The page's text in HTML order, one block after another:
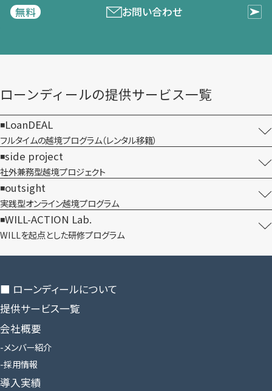
無料
お問い合わせ
ローンディールの​提供サービス一覧
LoanDEAL
フルタイムの越境プログラム​（レンタル移籍）
side project
社外兼務型​越境プロジェクト
outsight
実践型オンライン​越境プログラム
WILL-ACTION Lab.
WILLを​起点とした​研修プログラム
■ ローンディールに​ついて
提供サービス一覧
会社概要
メンバー紹介
採用情報
導入実績